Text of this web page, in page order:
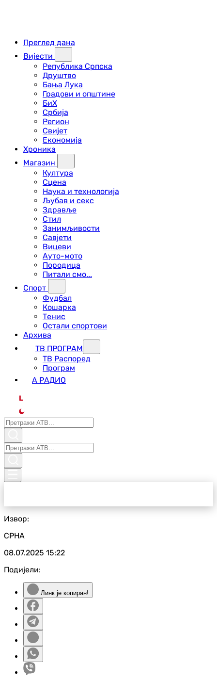
Преглед дана
Вијести
Република Српска
Друштво
Бања Лука
Градови и општине
БиХ
Србија
Регион
Свијет
Економија
Хроника
Магазин
Култура
Сцена
Наука и технологија
Љубав и секс
Здравље
Стил
Занимљивости
Савјети
Вицеви
Ауто-мото
Породица
Питали смо...
Спорт
Фудбал
Кошарка
Тенис
Остали спортови
Архива
ТВ ПРОГРАМ
ТВ Распоред
Програм
А РАДИО
L
Извор:
СРНА
08.07.2025 15:22
Подијели:
Линк је копиран!